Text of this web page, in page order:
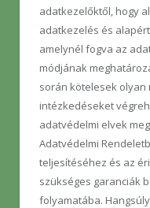
adatkezelőktől, hogy
adatkezelés és
amelynél fogva az
módjának
során kötelesek olyan
intézkedéseket
adatvédelmi elvek
Adatvédelmi
teljesítéséhez és az
szükséges garanciák
folyamatába.